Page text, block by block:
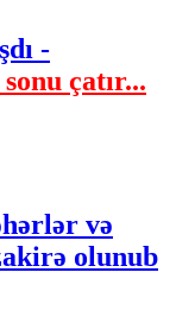
-
çatır...
və
olunub